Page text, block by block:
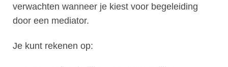
verwachten wanneer je kiest voor begeleiding
door een mediator.
Je kunt rekenen op: